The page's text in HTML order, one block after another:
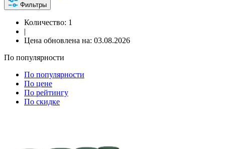
Фильтры
Количество: 1
|
Цена обновлена на: 03.08.2026
По популярности
По популярности
По цене
По рейтингу
По скидке